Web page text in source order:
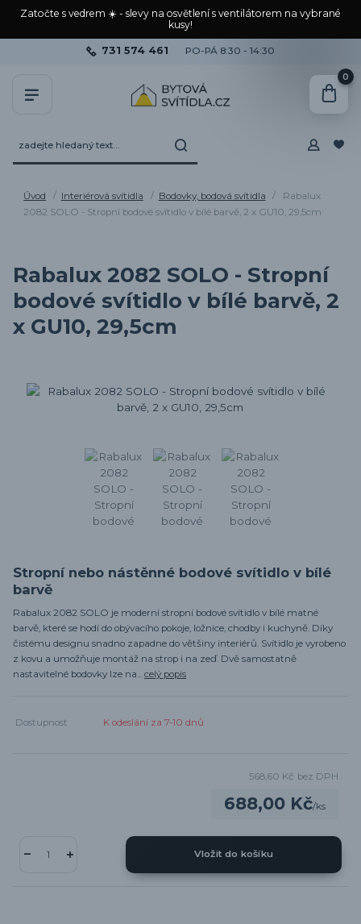
Zatočte s vedrem ☀️ - slevy na osvětlení s ventilátorem na vybrané
kusy!
731 574 461 PO-PÁ 8:30 - 14:30
0
Úvod Interiérová svítidla Bodovky, bodová svítidla
Rabalux
2082 SOLO - Stropní bodové svítidlo v bílé barvě, 2 x GU10, 29,5cm
Rabalux 2082 SOLO - Stropní
bodové svítidlo v bílé barvě, 2
x GU10, 29,5cm
Stropní nebo nástěnné bodové svítidlo v bílé
barvě
Rabalux 2082 SOLO je moderní stropní bodové svítidlo v bílé matné
barvě, které se hodí do obývacího pokoje, ložnice, chodby i kuchyně. Díky
čistému designu snadno zapadne do většiny interiérů. Svítidlo je vyrobeno
z kovu a umožňuje montáž na strop i na zeď. Dvě samostatně
nastavitelné bodovky lze na... celý popis
Dostupnost K odeslání za 7-10 dnů
688,00 Kč/ks
568,60 Kč bez DPH
Vložit do košíku